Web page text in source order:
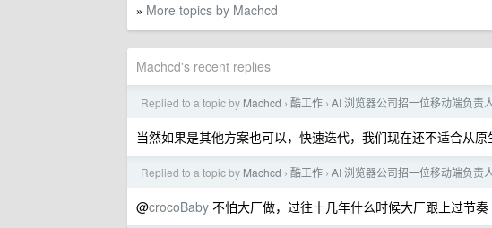
» More topics by Machcd
Machcd's recent replies
Replied to a topic by Machcd › 酷工作 › AI 浏览器公司招一位移动端负责
当然如果是其他方案也可以，快速迭代，我们现在还不适合从
Replied to a topic by Machcd › 酷工作 › AI 浏览器公司招一位移动端负责
@crocoBaby 不怕大厂做，过往十几年什么时候大厂跟上过节奏